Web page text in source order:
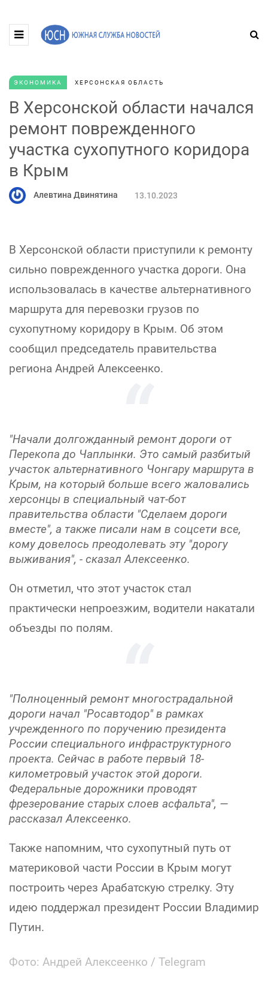
ЭКОНОМИКА ХЕРСОНСКАЯ ОБЛАСТЬ
В Херсонской области начался
ремонт поврежденного
участка сухопутного коридора
в Крым
Алевтина Двинятина 13.10.2023
В Херсонской области приступили к ремонту
сильно поврежденного участка дороги. Она
использовалась в качестве альтернативного
маршрута для перевозки грузов по
сухопутному коридору в Крым. Об этом
сообщил председатель правительства
региона Андрей Алексеенко.
"Начали долгожданный ремонт дороги от
Перекопа до Чаплынки. Это самый разбитый
участок альтернативного Чонгару маршрута в
Крым, на который больше всего жаловались
херсонцы в специальный чат-бот
правительства области "Сделаем дороги
вместе", а также писали нам в соцсети все,
кому довелось преодолевать эту "дорогу
выживания", - сказал Алексеенко.
Он отметил, что этот участок стал
практически непроезжим, водители накатали
объезды по полям.
"Полноценный ремонт многострадальной
дороги начал "Росавтодор" в рамках
учрежденного по поручению президента
России специального инфраструктурного
проекта. Сейчас в работе первый 18-
километровый участок этой дороги.
Федеральные дорожники проводят
фрезерование старых слоев асфальта", —
рассказал Алексеенко.
Также напомним, что сухопутный путь от
материковой части России в Крым могут
построить через Арабатскую стрелку. Эту
идею поддержал президент России Владимир
Путин.
Фото: Андрей Алексеенко / Telegram